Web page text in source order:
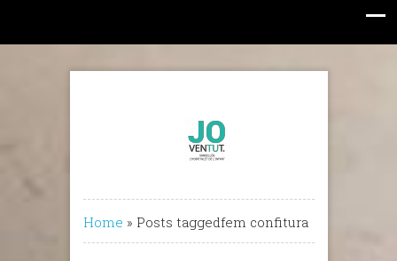
Home » Posts taggedfem confitura